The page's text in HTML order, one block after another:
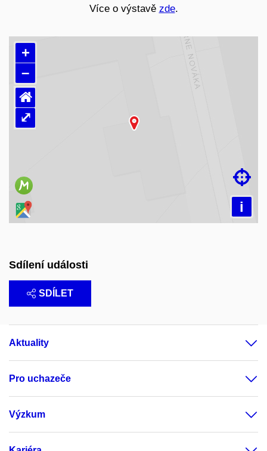
Více o výstavě zde.
+
–
i

⌂
⤢
Sdílení události
SDÍLET
Aktuality
Pro uchazeče
Výzkum